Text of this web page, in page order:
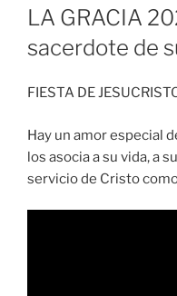
EL
LA GRACIA
sacerdote de
FIESTA DE
Hay un amor especial
los asocia a su vida, a
servicio de Cristo